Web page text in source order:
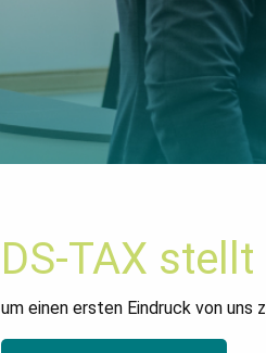
DS-TAX
um einen ersten Eindruck von uns